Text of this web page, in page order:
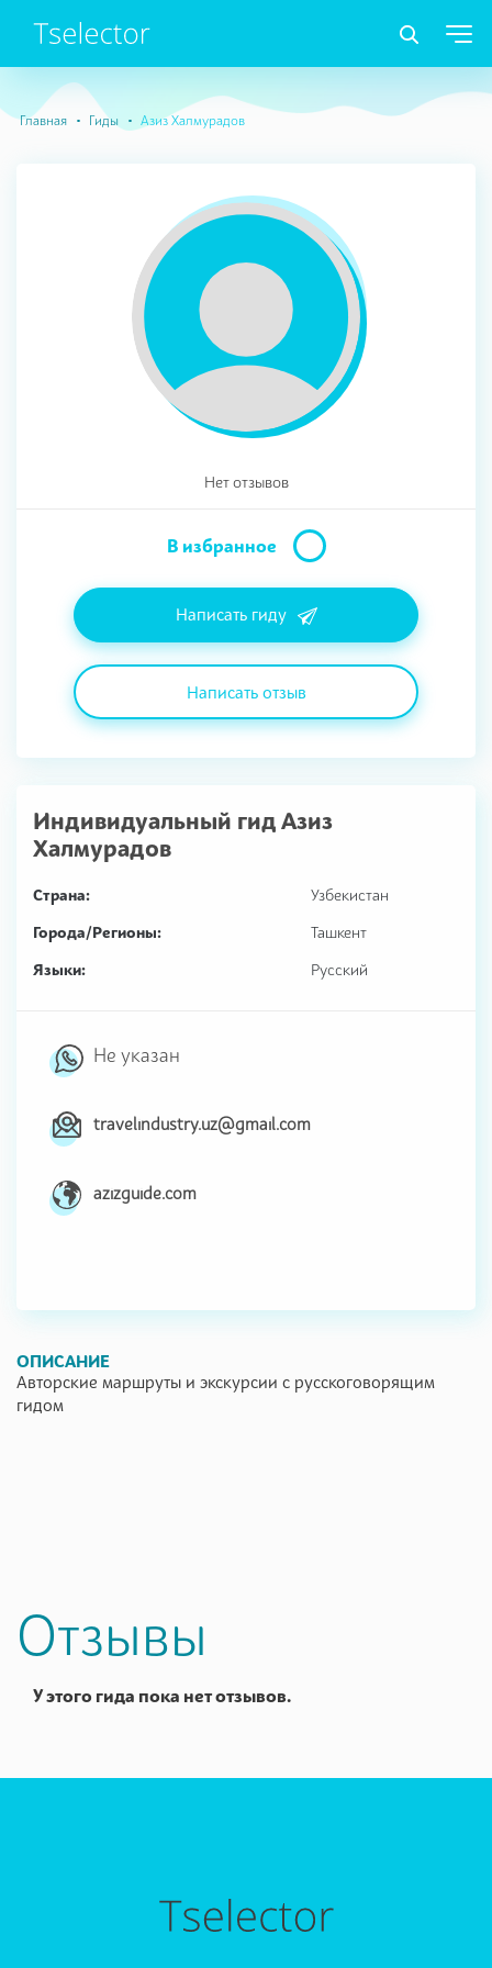
Главная Гиды Азиз Халмурадов
Нет отзывов
В избранное
Написать гиду
Написать отзыв
Индивидуальный гид Азиз
Халмурадов
Страна:
Узбекистан
Города/Регионы:
Ташкент
Языки:
Русский
Не указан
travelindustry.uz@gmail.com
azizguide.com
ОПИСАНИЕ
Авторские маршруты и экскурсии с русскоговорящим
гидом
Отзывы
У этого гида пока нет отзывов.